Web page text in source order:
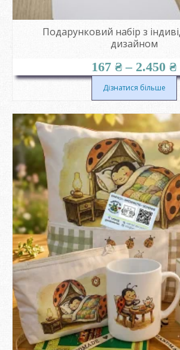
Подарунковий набір з
дизайном
167 ₴ – 2.450 ₴
Дізнатися більше